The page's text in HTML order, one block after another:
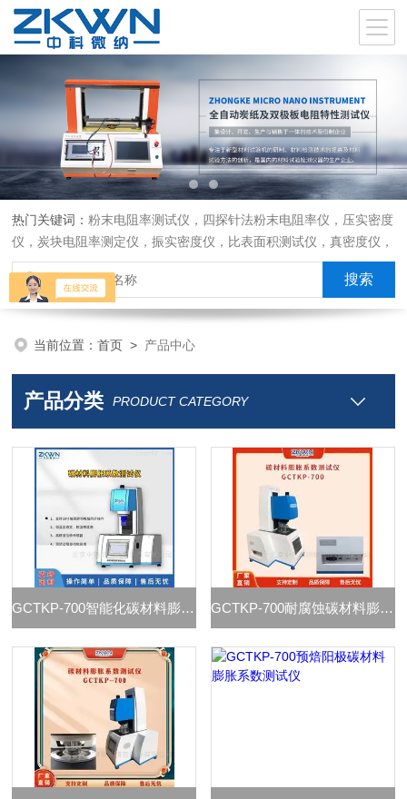
热门关键词：粉末电阻率测试仪，四探针法粉末电阻率仪，压实密度
仪，炭块电阻率测定仪，振实密度仪，比表面积测试仪，真密度仪，
炭块热膨胀仪，炭块透气率仪，炭块二氧化碳反应测定仪
当前位置：首页 > 产品中心
产品分类 PRODUCT CATEGORY
GCTKP-700智能化碳材料膨胀系数测定仪 GCTKP-700耐腐蚀碳材料膨胀系数测试仪